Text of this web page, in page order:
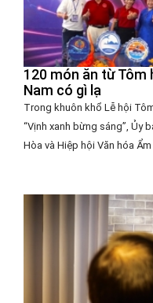
120 món ăn từ Tôm
Nam có gì lạ
Trong khuôn khổ Lễ hội
“Vịnh xanh bừng sáng”, Ủy
Hòa và Hiệp hội Văn hóa